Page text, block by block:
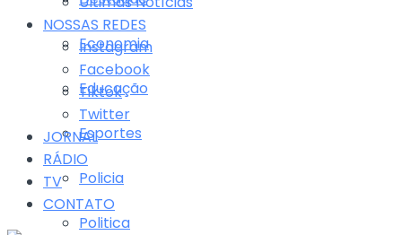
Economia
Educação
Esportes
Policia
Politica
NOSSAS REDES
Instagram
Facebook
Tiktok
Twitter
JORNAL
RÁDIO
TV
CONTATO